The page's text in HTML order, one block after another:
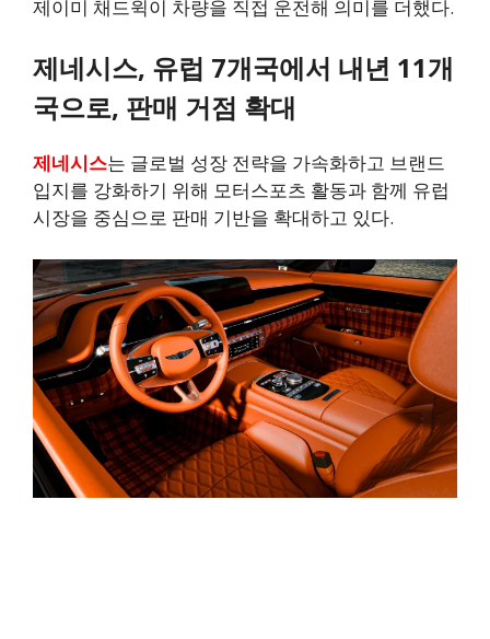
제이미 채드윅이 차량을 직접 운전해 의미를 더했다.
제네시스, 유럽 7개국에서 내년 11개
국으로, 판매 거점 확대
제네시스는 글로벌 성장 전략을 가속화하고 브랜드
입지를 강화하기 위해 모터스포츠 활동과 함께 유럽
시장을 중심으로 판매 기반을 확대하고 있다.